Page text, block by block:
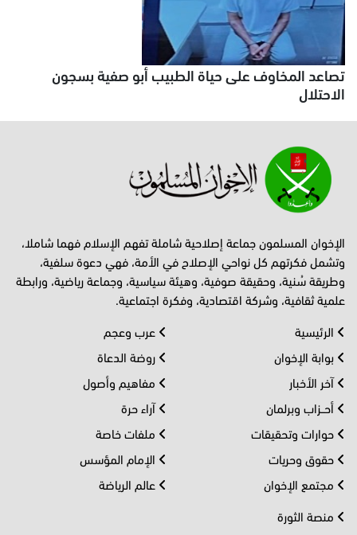
تصاعد المخاوف على حياة الطبيب أبو صفية بسجون
الاحتلال
الإخوان المسلمون جماعة إصلاحية شاملة تفهم الإسلام فهما شاملا،
وتشمل فكرتهم كل نواحي الإصلاح في الأمة، فهي دعوة سلفية،
وطريقة سُنية، وحقيقة صوفية، وهيئة سياسية، وجماعة رياضية، ورابطة
علمية ثقافية، وشركة اقتصادية، وفكرة اجتماعية.
الرئيسية
بوابة الإخوان
آخر الأخبار
أحــزاب وبرلمان
حوارات وتحقيقات
حقوق وحريات
مجتمع الإخوان
عرب وعجم
روضة الدعاة
مفاهيم وأصول
آراء حرة
ملفات خاصة
الإمام المؤسس
عالم الرياضة
منصة الثورة